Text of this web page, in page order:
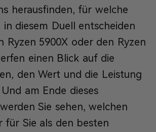
herausfinden, für welche
in diesem Duell entscheiden
Ryzen 5900X oder den Ryzen
einen Blick auf die
den Wert und die Leistung
am Ende dieses
Sie sehen, welchen
für Sie als den besten